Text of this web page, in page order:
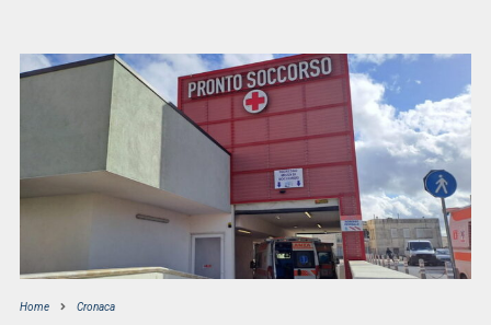
Home Cronaca